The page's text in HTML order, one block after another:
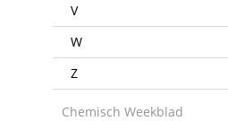
V
W
Z
Chemisch Weekblad